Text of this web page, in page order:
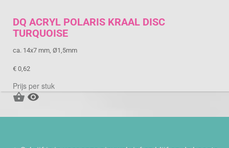
DQ ACRYL POLARIS KRAAL DISC
TURQUOISE
ca. 14x7 mm, Ø1,5mm
€ 0,62
Prijs per stuk
 